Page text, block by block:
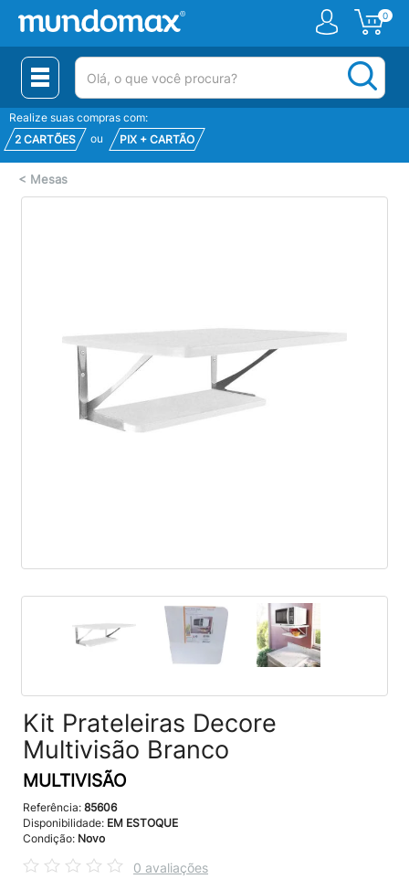
0
(pesquisar)
Realize suas compras com:
2 CARTÕES
ou PIX + CARTÃO
< Mesas
Kit Prateleiras Decore
Multivisão Branco
MULTIVISÃO
Referência: 85606
Disponibilidade: EM ESTOQUE
Condição: Novo
0 avaliações